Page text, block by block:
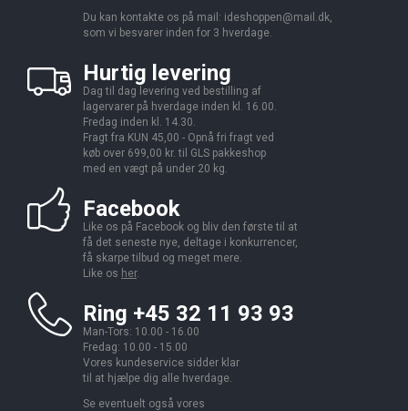
Du kan kontakte os på mail: ideshoppen@mail.dk,
som vi besvarer inden for 3 hverdage.
Hurtig levering
Dag til dag levering ved bestilling af
lagervarer på hverdage inden kl. 16.00.
Fredag inden kl. 14.30.
Fragt fra KUN 45,00 - Opnå fri fragt ved
køb over 699,00 kr. til GLS pakkeshop
med en vægt på under 20 kg.
Facebook
Like os på Facebook og bliv den første til at
få det seneste nye, deltage i konkurrencer,
få skarpe tilbud og meget mere.
Like os her.
Ring +45 32 11 93 93
Man-Tors: 10.00 - 16.00
Fredag: 10.00 - 15.00
Vores kundeservice sidder klar
til at hjælpe dig alle hverdage.
Se eventuelt også vores